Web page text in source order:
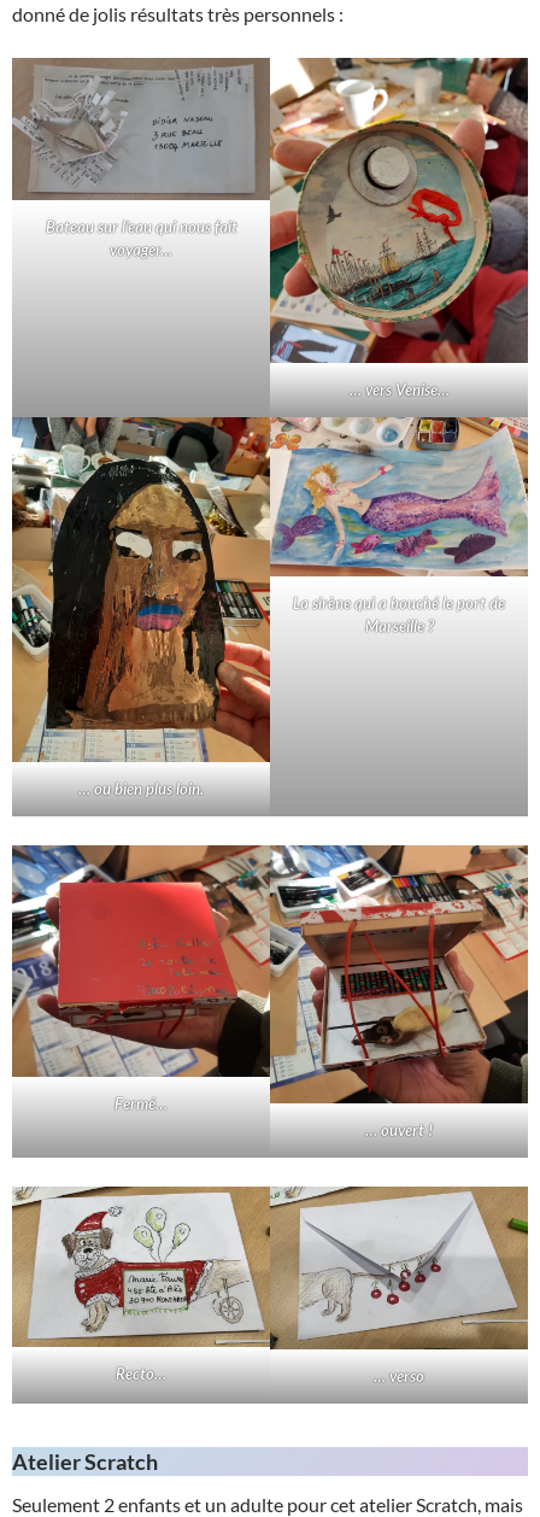
donné de jolis résultats très personnels :
Bateau sur l’eau qui nous fait
voyager…
… vers Venise…
… ou bien plus loin.
La sirène qui a bouché le port de
Marseille ?
Fermé…
… ouvert !
Recto… … verso
Atelier Scratch
Seulement 2 enfants et un adulte pour cet atelier Scratch, mais